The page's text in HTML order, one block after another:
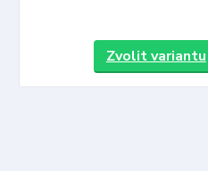
Zvolit variantu